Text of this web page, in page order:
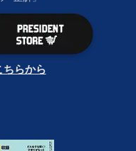
ちらから